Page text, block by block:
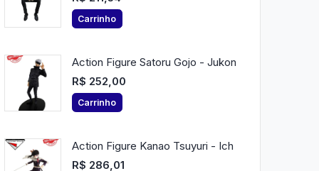
Carrinho
Action Figure Satoru Gojo - Jukon
R$ 252,00
Carrinho
Action Figure Kanao Tsuyuri - Ich
R$ 286,01